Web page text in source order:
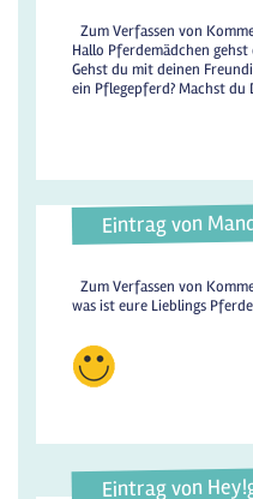
Zum Verfassen von
Hallo Pferdemädchen
Gehst du mit deinen
ein Pflegepferd? Machst du
Eintrag von
Zum Verfassen von
was ist eure Lieblings
Eintrag von